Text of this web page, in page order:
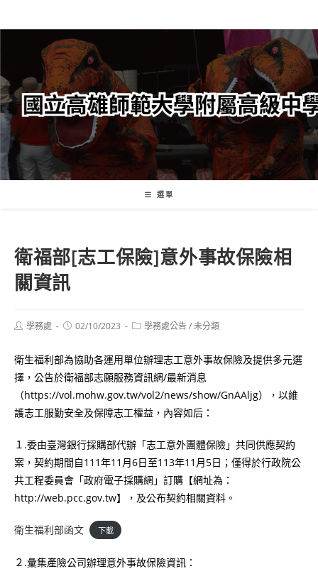
轉
要
內
容
選單
衛福部[志工保險]意外事故保險相
關資訊
Post學務處
Post02/10/2023
Post學務處公告/未分類
衛生福利部為協助各運用單位辦理志工意外事故保險及提供多元選
擇，公告於衛福部志願服務資訊網/最新消息
（https://vol.mohw.gov.tw/vol2/news/show/GnAAljg），以維
護志工服勤安全及保障志工權益，內容如后：
１.委由臺灣銀行採購部代辦「志工意外團體保險」共同供應契約
案，契約期間自111年11月6日至113年11月5日；僅得於行政院公
共工程委員會「政府電子採購網」訂購【網址為：
http://web.pcc.gov.tw】，及公布契約相關資料。
衛生福利部函文 下載
２.彙集產險公司辦理意外事故保險資訊：